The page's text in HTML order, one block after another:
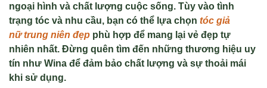
ngoại hình và chất lượng cuộc sống. Tùy vào tình
trạng tóc và nhu cầu, bạn có thể lựa chọn tóc giả
nữ trung niên đẹp phù hợp để mang lại vẻ đẹp tự
nhiên nhất. Đừng quên tìm đến những thương hiệu uy
tín như Wina để đảm bảo chất lượng và sự thoải mái
khi sử dụng.